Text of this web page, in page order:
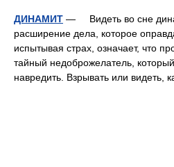
ДИНАМИТ — Видеть во сне
расширение дела, которое
испытывая страх, означает, что
тайный недоброжелатель,
навредить. Взрывать или